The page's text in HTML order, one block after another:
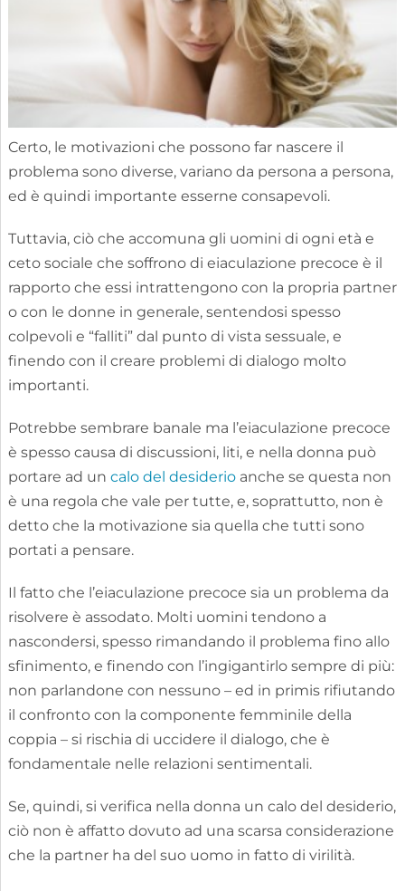
Certo, le motivazioni che possono far nascere il
problema sono diverse, variano da persona a persona,
ed è quindi importante esserne consapevoli.
Tuttavia, ciò che accomuna gli uomini di ogni età e
ceto sociale che soffrono di eiaculazione precoce è il
rapporto che essi intrattengono con la propria partner
o con le donne in generale, sentendosi spesso
colpevoli e “falliti” dal punto di vista sessuale, e
finendo con il creare problemi di dialogo molto
importanti.
Potrebbe sembrare banale ma l’eiaculazione precoce
è spesso causa di discussioni, liti, e nella donna può
portare ad un calo del desiderioanche se questa non
è una regola che vale per tutte, e, soprattutto, non è
detto che la motivazione sia quella che tutti sono
portati a pensare.
Il fatto che l’eiaculazione precoce sia un problema da
risolvere è assodato. Molti uomini tendono a
nascondersi, spesso rimandando il problema fino allo
sfinimento, e finendo con l’ingigantirlo sempre di più:
non parlandone con nessuno – ed in primis rifiutando
il confronto con la componente femminile della
coppia – si rischia di uccidere il dialogo, che è
fondamentale nelle relazioni sentimentali.
Se, quindi, si verifica nella donna un calo del desiderio,
ciò non è affatto dovuto ad una scarsa considerazione
che la partner ha del suo uomo in fatto di virilità.